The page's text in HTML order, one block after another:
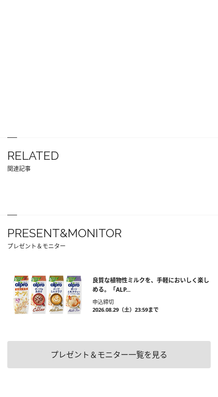
RELATED
関連記事
PRESENT&MONITOR
プレゼント＆モニター
良質な植物性ミルクを、手軽においしく楽し
める。「ALP...
申込締切
2026.08.29（土）23:59まで
プレゼント＆モニター一覧を見る